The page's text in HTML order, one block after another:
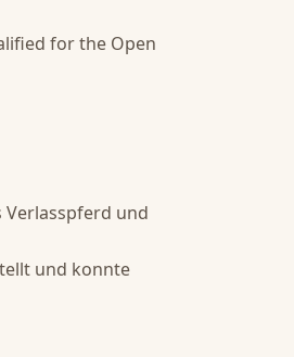
for the Open
und
und konnte